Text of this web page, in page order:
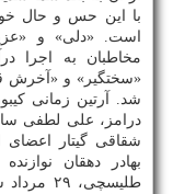
با این حس و حال
است. «دلی» و
مخاطبان به اجرا
«سختگیر» و «آخرش
شد. آرتین زمانی
درامز، علی لطفی
شقاقی گیتار اعضای
بهادر دهقان